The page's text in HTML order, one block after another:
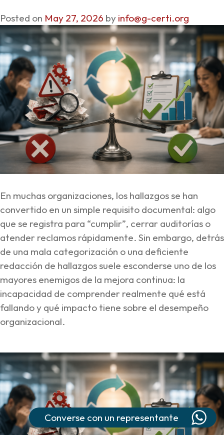
Posted on May 27, 2026 by info@g-certi.org
En muchas organizaciones, los hallazgos se han
convertido en un simple requisito documental: algo
que se registra para “cumplir”, cerrar auditorías o
atender reclamos rápidamente. Sin embargo, detrás
de una mala categorización o una deficiente
redacción de hallazgos suele esconderse uno de los
mayores enemigos de la mejora continua: la
incapacidad de comprender realmente qué está
fallando y qué impacto tiene sobre el desempeño
organizacional.
Converse con un representante